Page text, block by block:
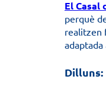
El Casal
perquè
realitzen
adaptada
Dilluns: